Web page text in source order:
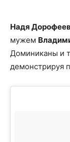
Надя
мужем
Доминиканы и
демонстрируя